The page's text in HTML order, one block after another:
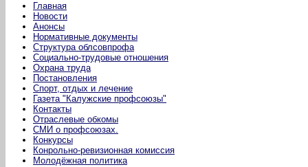
Главная
Новости
Анонсы
Нормативные документы
Структура облсовпрофа
Социально-трудовые отношения
Охрана труда
Постановления
Спорт, отдых и лечение
Газета "Калужские профсоюзы"
Контакты
Отраслевые обкомы
СМИ о профсоюзах.
Конкурсы
Конрольно-ревизионная комиссия
Молодёжная политика